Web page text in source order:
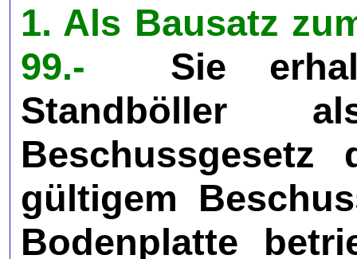
1. Als Bausatz
99.- Sie
Standböller
gültigem
Bodenplatte